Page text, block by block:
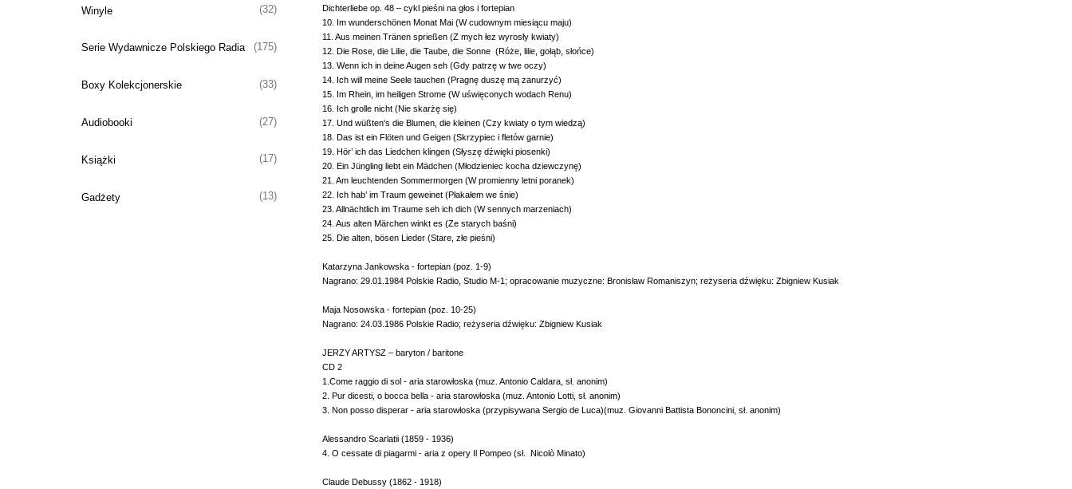
Winyle (32)
Serie Wydawnicze Polskiego Radia (175)
Boxy Kolekcjonerskie (33)
Audiobooki (27)
Książki (17)
Gadżety (13)
Dichterliebe op. 48 – cykl pieśni na głos i fortepian
10. Im wunderschönen Monat Mai (W cudownym miesiącu maju)
11. Aus meinen Tränen sprießen (Z mych łez wyrosły kwiaty)
12. Die Rose, die Lilie, die Taube, die Sonne (Róże, lilie, gołąb, słońce)
13. Wenn ich in deine Augen seh (Gdy patrzę w twe oczy)
14. Ich will meine Seele tauchen (Pragnę duszę mą zanurzyć)
15. Im Rhein, im heiligen Strome (W uświęconych wodach Renu)
16. Ich grolle nicht (Nie skarżę się)
17. Und wüßten's die Blumen, die kleinen (Czy kwiaty o tym wiedzą)
18. Das ist ein Flöten und Geigen (Skrzypiec i fletów garnie)
19. Hör’ ich das Liedchen klingen (Słyszę dźwięki piosenki)
20. Ein Jüngling liebt ein Mädchen (Młodzieniec kocha dziewczynę)
21. Am leuchtenden Sommermorgen (W promienny letni poranek)
22. Ich hab’ im Traum geweinet (Płakałem we śnie)
23. Allnächtlich im Traume seh ich dich (W sennych marzeniach)
24. Aus alten Märchen winkt es (Ze starych baśni)
25. Die alten, bösen Lieder (Stare, złe pieśni)
Katarzyna Jankowska - fortepian (poz. 1-9)
Nagrano: 29.01.1984 Polskie Radio, Studio M-1; opracowanie muzyczne: Bronisław Romaniszyn; reżyseria dźwięku: Zbigniew Kusiak
Maja Nosowska - fortepian (poz. 10-25)
Nagrano: 24.03.1986 Polskie Radio; reżyseria dźwięku: Zbigniew Kusiak
JERZY ARTYSZ – baryton / baritone
CD 2
1.Come raggio di sol - aria starowłoska (muz. Antonio Caldara, sł. anonim)
2. Pur dicesti, o bocca bella - aria starowłoska (muz. Antonio Lotti, sł. anonim)
3. Non posso disperar - aria starowłoska (przypisywana Sergio de Luca)(muz. Giovanni Battista Bononcini, sł. anonim)
Alessandro Scarlatii (1859 - 1936)
4. O cessate di piagarmi - aria z opery Il Pompeo (sł. Nicolò Minato)
Claude Debussy (1862 - 1918)